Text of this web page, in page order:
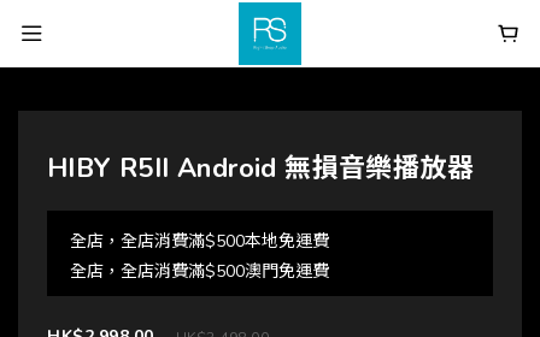
HIBY R5II Android 無損音樂播放器
全店，全店消費滿$500本地免運費
全店，全店消費滿$500澳門免運費